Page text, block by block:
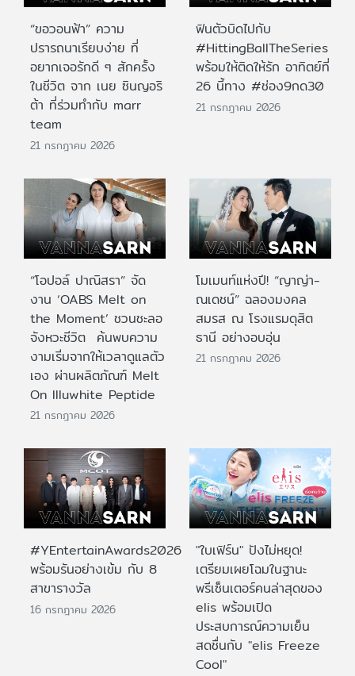
“ขอวอนฟ้า” ความ
ปรารถนาเรียบง่าย ที่
อยากเจอรักดี ๆ สักครั้ง
ในชีวิต จาก เนย ซินญอริ
ต้า ที่ร่วมทำกับ marr
team
21 กรกฎาคม 2026
ฟินตัวบิดไปกับ
#HittingBallTheSeries
พร้อมให้ติดให้รัก อาทิตย์ที่
26 นี้ทาง #ช่อง9กด30
21 กรกฎาคม 2026
“โอปอล์ ปาณิสรา” จัด
งาน ‘OABS Melt on
the Moment’ ชวนชะลอ
จังหวะชีวิต ค้นพบความ
งามเริ่มจากให้เวลาดูแลตัว
เอง ผ่านผลิตภัณฑ์ Melt
On Illuwhite Peptide
21 กรกฎาคม 2026
โมเมนท์แห่งปี! “ญาญ่า-
ณเดชน์” ฉลองมงคล
สมรส ณ โรงแรมดุสิต
ธานี อย่างอบอุ่น
21 กรกฎาคม 2026
#YEntertainAwards2026
พร้อมรันอย่างเข้ม กับ 8
สาขารางวัล
16 กรกฎาคม 2026
"ใบเฟิร์น" ปังไม่หยุด!
เตรียมเผยโฉมในฐานะ
พรีเซ็นเตอร์คนล่าสุดของ
elis พร้อมเปิด
ประสบการณ์ความเย็น
สดชื่นกับ "elis Freeze
Cool"